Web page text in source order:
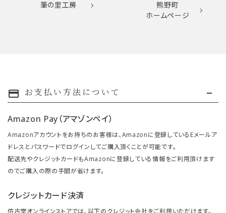
筆の里工房
熊野町
ホームページ
payment お支払い方法について
Amazon Pay（アマゾンペイ）
Amazonアカウントをお持ちのお客様は、Amazonに登録しているEメールア
ドレスとパスワードでログインしてご購入頂くことが可能です。
配送先やクレジットカードもAmazonに登録している情報をご利用頂けます
のでご購入の際の手間が省けます。
クレジットカード決済
仿古堂オンラインストアでは、以下のクレジット会社をご利用いただけます。